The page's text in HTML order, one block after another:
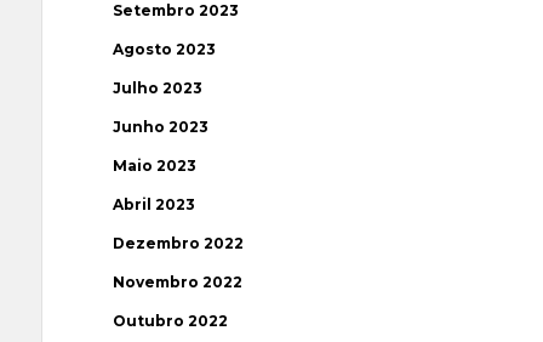
Setembro 2023
Agosto 2023
Julho 2023
Junho 2023
Maio 2023
Abril 2023
Dezembro 2022
Novembro 2022
Outubro 2022